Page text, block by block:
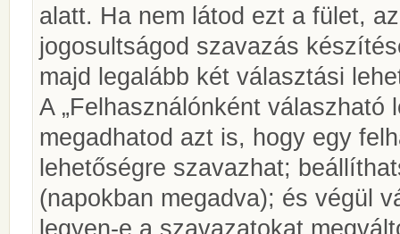
alatt. Ha nem látod ezt a fület,
jogosultságod szavazás
majd legalább két választási
A „Felhasználónként válaszható
megadhatod azt is, hogy egy
lehetőségre szavazhat;
(napokban megadva); és végül
legyen-e a szavazatokat